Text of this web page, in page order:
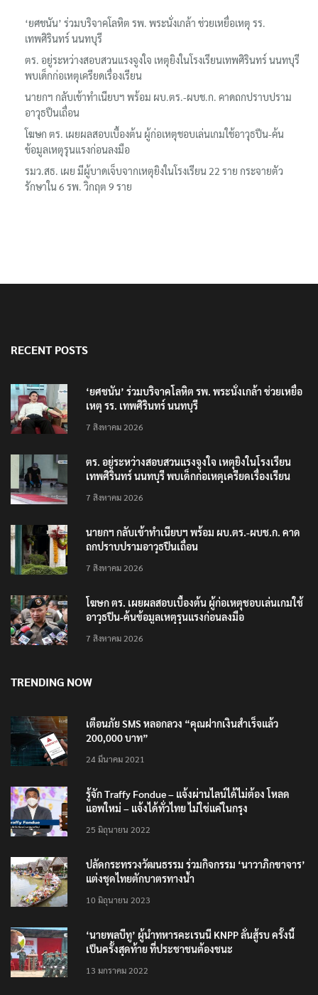
‘ยศชนัน’ ร่วมบริจาคโลหิต รพ. พระนั่งเกล้า ช่วยเหยื่อเหตุ รร.
เทพศิรินทร์ นนทบุรี
ตร. อยู่ระหว่างสอบสวนแรงจูงใจ เหตุยิงในโรงเรียนเทพศิรินทร์ นนทบุรี
พบเด็กก่อเหตุเครียดเรื่องเรียน
นายกฯ กลับเข้าทำเนียบฯ พร้อม ผบ.ตร.-ผบช.ก. คาดถกปราบปราม
อาวุธปืนเถื่อน
โฆษก ตร. เผยผลสอบเบื้องต้น ผู้ก่อเหตุชอบเล่นเกมใช้อาวุธปืน-ค้น
ข้อมูลเหตุรุนแรงก่อนลงมือ
รมว.สธ. เผย มีผู้บาดเจ็บจากเหตุยิงในโรงเรียน 22 ราย กระจายตัว
รักษาใน 6 รพ. วิกฤต 9 ราย
RECENT POSTS
‘ยศชนัน’ ร่วมบริจาคโลหิต รพ. พระนั่งเกล้า ช่วยเหยื่อ
เหตุ รร. เทพศิรินทร์ นนทบุรี
7 สิงหาคม 2026
ตร. อยู่ระหว่างสอบสวนแรงจูงใจ เหตุยิงในโรงเรียน
เทพศิรินทร์ นนทบุรี พบเด็กก่อเหตุเครียดเรื่องเรียน
7 สิงหาคม 2026
นายกฯ กลับเข้าทำเนียบฯ พร้อม ผบ.ตร.-ผบช.ก. คาด
ถกปราบปรามอาวุธปืนเถื่อน
7 สิงหาคม 2026
โฆษก ตร. เผยผลสอบเบื้องต้น ผู้ก่อเหตุชอบเล่นเกมใช้
อาวุธปืน-ค้นข้อมูลเหตุรุนแรงก่อนลงมือ
7 สิงหาคม 2026
TRENDING NOW
เตือนภัย SMS หลอกลวง “คุณฝากเงินสำเร็จแล้ว
200,000 บาท”
24 มีนาคม 2021
รู้จัก Traffy Fondue – แจ้งผ่านไลน์ได้ไม่ต้อง โหลด
แอพใหม่ – แจ้งได้ทั่วไทย ไม่ใช่แค่ในกรุง
25 มิถุนายน 2022
ปลัดกระทรวงวัฒนธรรม ร่วมกิจกรรม ‘นาวาภิกขาจาร’
แต่งชุดไทยตักบาตรทางน้ำ
10 มิถุนายน 2023
‘นายพลบีทู’ ผู้นำทหารคะเรนนี KNPP ลั่นสู้รบ ครั้งนี้
เป็นครั้งสุดท้าย ที่ประชาชนต้องชนะ
13 มกราคม 2022